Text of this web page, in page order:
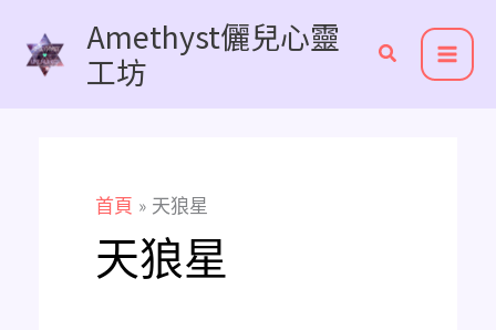
Amethyst儷兒心靈
工坊
首頁 天狼星
天狼星